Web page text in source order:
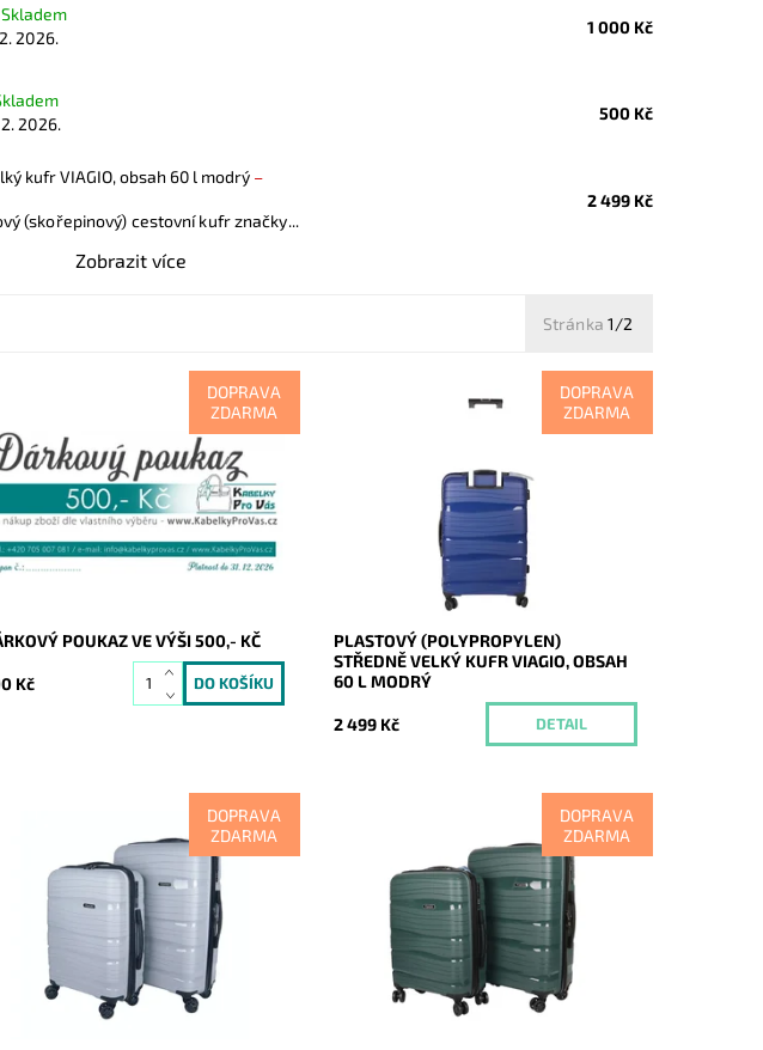
Skladem
2026.
1 000 Kč
2026.
500 Kč
kufr VIAGIO, obsah 60 l modrý –
(skořepinový) cestovní kufr značky...
2 499 Kč
Zobrazit více
Stránka 1/2
DOPRAVA
ZDARMA
poukaz s platností do 31. 12.
Skladem
7529
POUKAZ VE VÝŠI 500,- KČ
Kč
DOPRAVA
ZDARMA
Středně velký modrý odolný plastový
VIAGIO vyrobený z pevného
polypropylenu, jež je odolnější a
pevnější než...
Momentálně
nedostupné
20279
VIAGIO
PLASTOVÝ (POLYPROPYLEN)
STŘEDNĚ VELKÝ KUFR VIAGIO, OBSAH
60 L MODRÝ
2 499 Kč DETAIL
DOPRAVA
ZDARMA
2 kufrů: Malý a středně velký šedý
plastový (skořepinový) cestovní
značky VIAGIO vyrobené z pevného
jež je...
Skladem
20291
VIAGIO
2 roky
DOPRAVA
ZDARMA
Sada 2 kufrů: Malý a středně velký
tmavězelený odolný plastový
(skořepinový) cestovní kufr značky
VIAGIO vyrobené z pevného
polypropylenu, jež...
Dostupnost:
Skladem
20289
Značka:
VIAGIO